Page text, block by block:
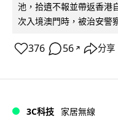
池，拾遺不報並帶返香港
次入境澳門時，被治安警
376 56 ↗ 分享
3C科技 家居無線